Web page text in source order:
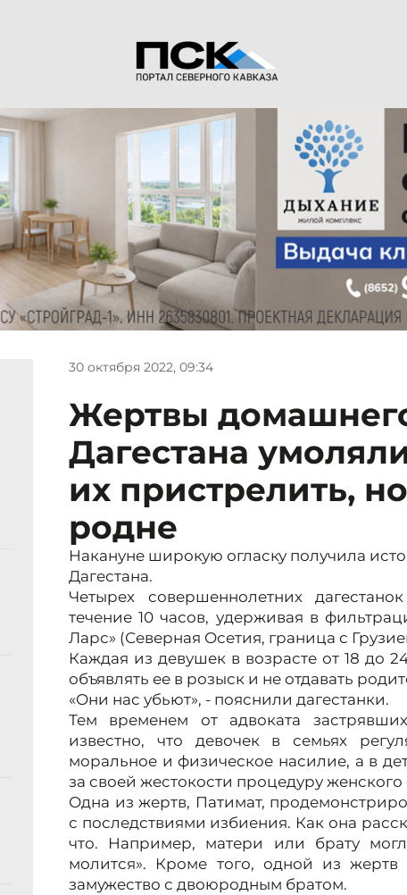
30 октября 2022, 09:34
Жертвы
Дагестана
их пристрелить,
родне
Накануне широкую огласку получила
Дагестана.
Четырех совершеннолетних
течение 10 часов, удерживая в
Ларс» (Северная Осетия, граница с
Каждая из девушек в возрасте от 18 до
объявлять ее в розыск и не отдавать
«Они нас убьют», - пояснили дагестанки.
Тем временем от адвоката
известно, что девочек в семьях
моральное и физическое насилие, а в
за своей жестокости процедуру
Одна из жертв, Патимат,
с последствиями избиения. Как она
что. Например, матери или брату
молится». Кроме того, одной из жертв
замужество с двоюродным братом.